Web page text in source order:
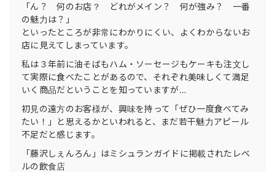
「ん？ 何のお店？ どれがメイン？ 何が強み？ 一番
の魅力は？」
といったところが非常にわかりにくい、よくわからないお
店に見えてしまっています。
私は３年前に油そばもハム・ソーセージもケーキも注文し
て実際に食べたことがあるので、それぞれ美味しくて満足
いく商品だということを知っていますが…
初見の遠方のお客様が、興味を持って「ぜひ一度食べてみ
たい！」と思えるかといわれると、まだ若干魅力アピール
不足だと感じます。
「藤沢しぇんろん」はミシュランガイドに掲載されたレベ
ルの飲食店